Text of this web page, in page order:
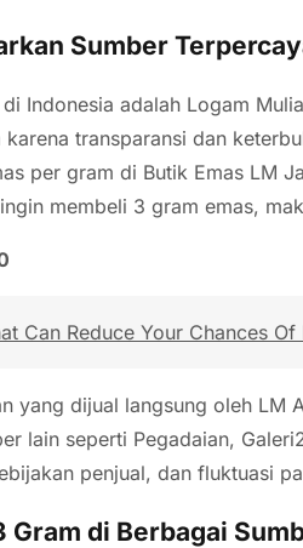
Sumber
Indonesia adalah Logam
transparansi dan
per gram di Butik Emas LM
membeli 3 gram emas,
Can Reduce Your Chances
yang dijual langsung oleh LM
lain seperti Pegadaian,
penjual, dan fluktuasi
Gram di Berbagai